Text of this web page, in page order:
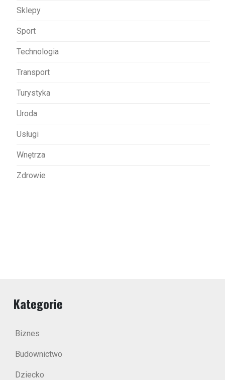
Sklepy
Sport
Technologia
Transport
Turystyka
Uroda
Usługi
Wnętrza
Zdrowie
Kategorie
Biznes
Budownictwo
Dziecko